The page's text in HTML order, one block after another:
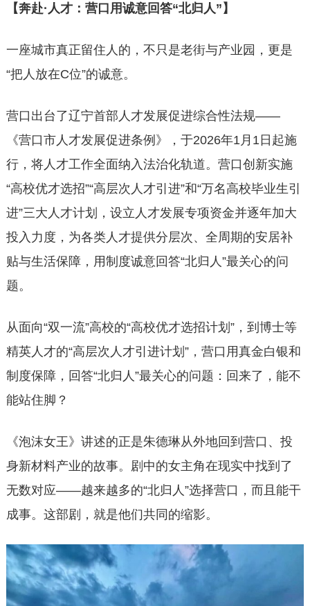
【奔赴·人才：营口用诚意回答“北归人”】
一座城市真正留住人的，不只是老街与产业园，更是
“把人放在C位”的诚意。
营口出台了辽宁首部人才发展促进综合性法规——
《营口市人才发展促进条例》，于2026年1月1日起施
行，将人才工作全面纳入法治化轨道。营口创新实施
“高校优才选招”“高层次人才引进”和“万名高校毕业生引
进”三大人才计划，设立人才发展专项资金并逐年加大
投入力度，为各类人才提供分层次、全周期的安居补
贴与生活保障，用制度诚意回答“北归人”最关心的问
题。
从面向“双一流”高校的“高校优才选招计划”，到博士等
精英人才的“高层次人才引进计划”，营口用真金白银和
制度保障，回答“北归人”最关心的问题：回来了，能不
能站住脚？
《泡沫女王》讲述的正是朱德琳从外地回到营口、投
身新材料产业的故事。剧中的女主角在现实中找到了
无数对应——越来越多的“北归人”选择营口，而且能干
成事。这部剧，就是他们共同的缩影。